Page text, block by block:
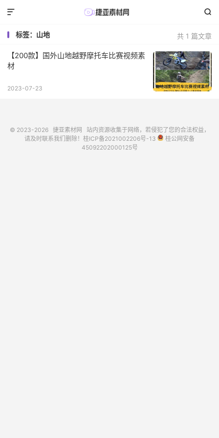


共 1 篇文章
标签：山地
【200款】国外山地越野摩托车比赛视频素
材
2023-07-23
© 2023-2026 捷亚素材网 站内资源收集于网络，若侵犯了您的合法权益，
请及时联系我们删除！ 桂ICP备2021002206号-13
桂公网安备
45092202000125号